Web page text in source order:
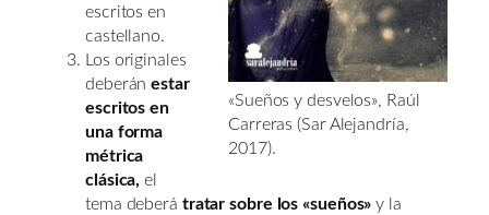
«Sueños y desvelos», Raúl
Carreras (Sar Alejandría,
2017).
escritos en
castellano.
Los originales
deberánestar
escritos en
una forma
métrica
clásica,el
tema deberá tratar sobre los «sueños» y la